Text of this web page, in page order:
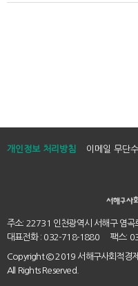
개인정보 처리방침 이메일 무단
주소: 22731 인천광역시 서해구 염
대표전화 : 032-718-1880 팩스:
Copyright© 2019 서해구사회적경제
All Rights Reserved.